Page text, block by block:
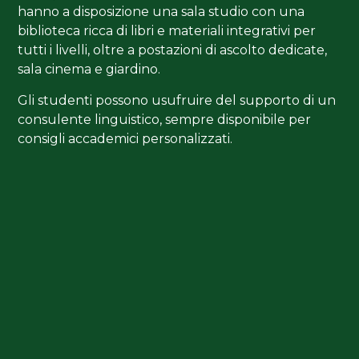
hanno a disposizione una sala studio con una
biblioteca ricca di libri e materiali integrativi per
tutti i livelli, oltre a postazioni di ascolto dedicate,
sala cinema e giardino.
Gli studenti possono usufruire del supporto di un
consulente linguistico, sempre disponibile per
consigli accademici personalizzati.